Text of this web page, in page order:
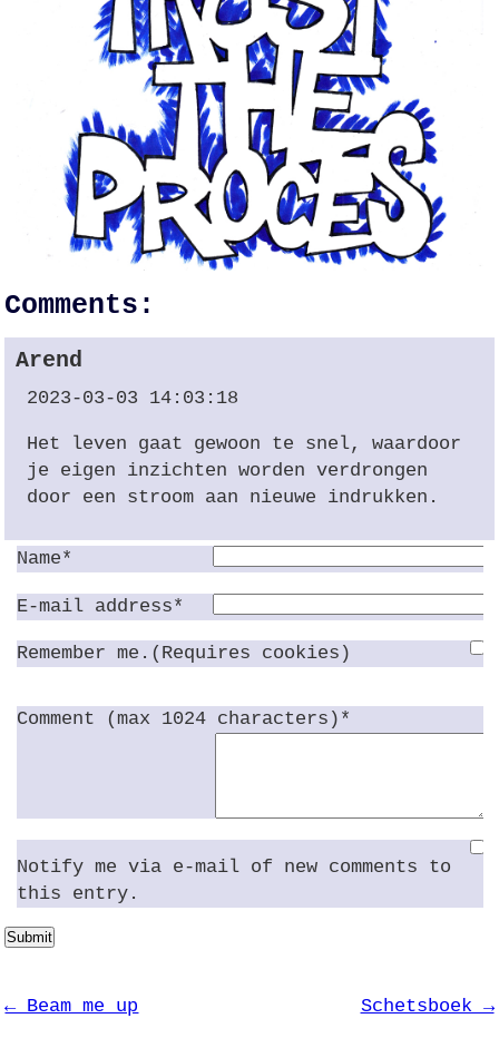
Comments:
Arend
2023-03-03 14:03:18
Het leven gaat gewoon te snel, waardoor
je eigen inzichten worden verdrongen
door een stroom aan nieuwe indrukken.
Name*
E-mail address*
Remember me.(Requires cookies)
Comment (max 1024 characters)*
Notify me via e-mail of new comments to
this entry.
Submit
← Beam me up Schetsboek →